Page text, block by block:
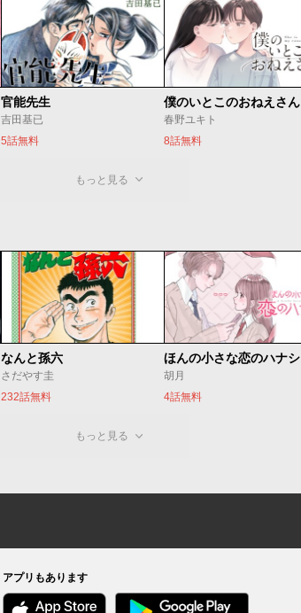
官能先生
吉田基已
5話無料
僕のいとこのおねえさん
春野ユキト
8話無料
もっと見る
なんと孫六
さだやす圭
232話無料
ほんの小さな恋のハナシ
胡月
4話無料
もっと見る
アプリもあります